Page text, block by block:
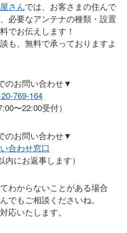
さんでは、お客さまの住んで
必要なアンテナの種類・設置
でお伝えします！
も、無料で承っておりますよ
のお問い合わせ▼
769-164
〜22:00受付）
のお問い合わせ▼
合わせ窓口
内にお返事します）
わからないことがある場合
でもご相談くださいね。
応いたします。